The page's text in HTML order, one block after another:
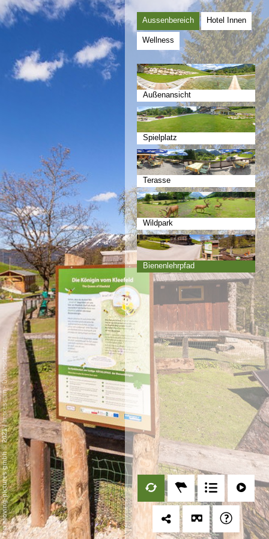
Aussenbereich Hotel Innen
Wellness
Außenansicht
Spielplatz
Terasse
Wildpark
Bienenlehrpfad
mp moving-pictures gmbh © 2021
/
Impressum
-
Datenschutz